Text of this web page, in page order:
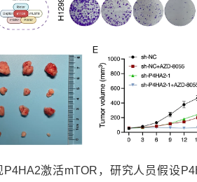
激活mTOR，研究人员假设